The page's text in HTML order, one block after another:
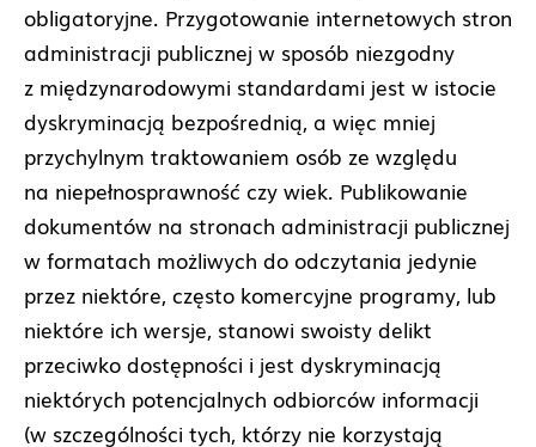
obligatoryjne. Przygotowanie internetowych stron
administracji publicznej w sposób niezgodny
z międzynarodowymi standardami jest w istocie
dyskryminacją bezpośrednią, a więc mniej
przychylnym traktowaniem osób ze względu
na niepełnosprawność czy wiek. Publikowanie
dokumentów na stronach administracji publicznej
w formatach możliwych do odczytania jedynie
przez niektóre, często komercyjne programy, lub
niektóre ich wersje, stanowi swoisty delikt
przeciwko dostępności i jest dyskryminacją
niektórych potencjalnych odbiorców informacji
(w szczególności tych, którzy nie korzystają